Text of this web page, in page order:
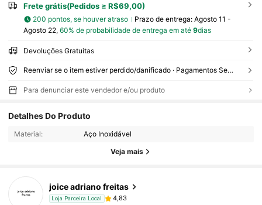
Frete grátis(Pedidos ≥ R$69,00)
200 pontos, se houver atraso Prazo de entrega: Agosto 11 -
Agosto 22, 60% de probabilidade de entrega em até 9dias
Devoluções Gratuitas
Reenviar se o item estiver perdido/danificado · Pagamentos Seguros · Proteção de privacidade
Para denunciar este vendedor e/ou produto
Detalhes Do Produto
Material: Aço Inoxidável
Veja mais
joice adriano freitas
Loja Parceira Local 4,83